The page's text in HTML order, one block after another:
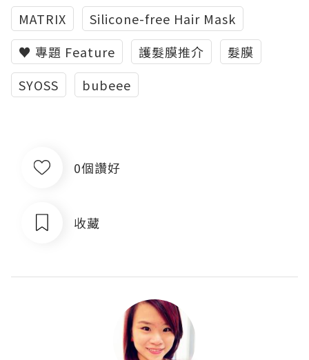
MATRIX
Silicone-free Hair Mask
♥ 專題 Feature
護髮膜推介
髮膜
SYOSS
bubeee
0個讚好
收藏